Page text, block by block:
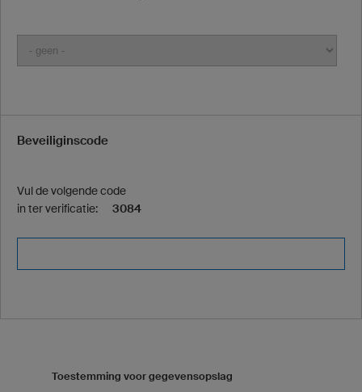
Beveiliginscode
Vul de volgende code
in ter verificatie:
3084
Toestemming voor gegevensopslag